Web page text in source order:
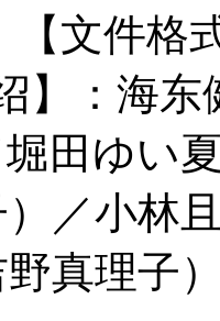
【文件格
】：海
堀田ゆい
）／小林
野真理子